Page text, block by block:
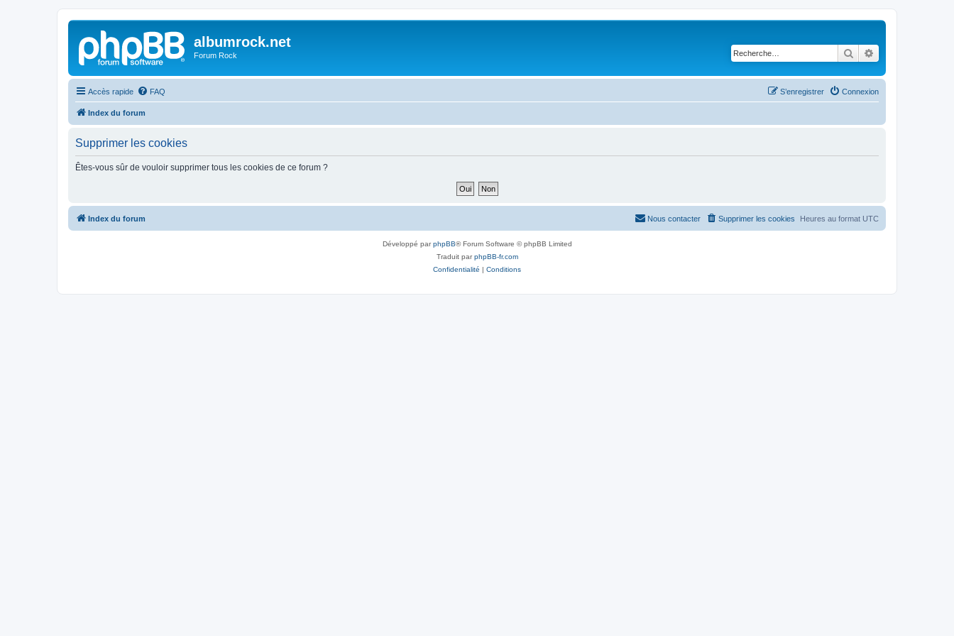
albumrock.net
Forum Rock Rechercher
Accès rapide FAQ Connexion
S’enregistrer
Index du forum
Supprimer les cookies
Êtes-vous sûr de vouloir supprimer tous les cookies de ce forum ?
Index du forum Heures au format UTC
Supprimer les cookies
Nous contacter
Développé parphpBB® Forum Software © phpBB Limited
Traduit parphpBB-fr.com
Confidentialité | Conditions